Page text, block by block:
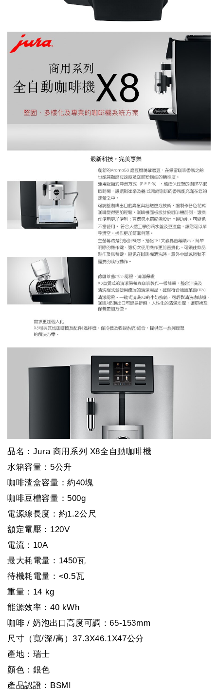
品名：Jura 商用系列 X8全自動咖啡機
水箱容量：5公升
咖啡渣盒容量：約40塊
咖啡豆槽容量：500g
電源線長度：約1.2公尺
額定電壓：120V
電流：10A
最大耗電量：1450瓦
待機耗電量：<0.5瓦
重量：14 kg
能源效率：40 kWh
咖啡 / 奶泡出口高度可調：65-153mm
尺寸（寬/深/高）37.3X46.1X47公分
產地：瑞士
顏色：銀色
產品認證：BSMI